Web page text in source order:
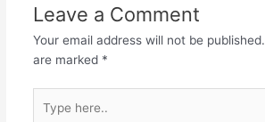
Leave a Comment
Your email address will not be published.
are marked *
here..